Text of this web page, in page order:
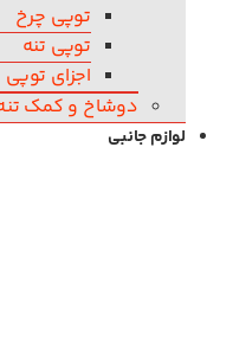
توپی چرخ
توپی تنه
اجزای توپی
دوشاخ و کمک تنه
لوازم جانبی